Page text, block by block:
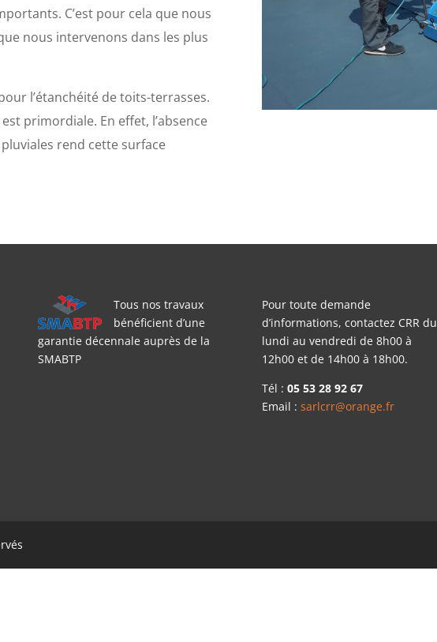
C’est pour cela que nous
nous intervenons dans les plus
l’étanchéité de toits-terrasses.
primordiale. En effet, l’absence
rend cette surface
Tous nos travaux
bénéficient d’une
garantie décennale auprès de la
SMABTP
Pour toute demande
d’informations, contactez CRR du
lundi au vendredi de 8h00 à
12h00 et de 14h00 à 18h00.
Tél : 05 53 28 92 67
Email : sarlcrr@orange.fr